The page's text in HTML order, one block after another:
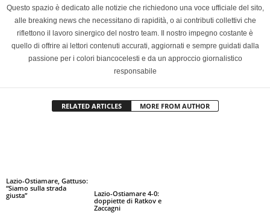
Questo spazio è dedicato alle notizie che richiedono una voce ufficiale del sito,
alle breaking news che necessitano di rapidità, o ai contributi collettivi che
riflettono il lavoro sinergico del nostro team. Il nostro impegno costante è
quello di offrire ai lettori contenuti accurati, aggiornati e sempre guidati dalla
passione per i colori biancocelesti e da un approccio giornalistico
responsabile
RELATED ARTICLES MORE FROM AUTHOR
Lazio-Ostiamare, Gattuso:
“Siamo sulla strada
giusta”
Lazio-Ostiamare 4-0:
doppiette di Ratkov e
Zaccagni